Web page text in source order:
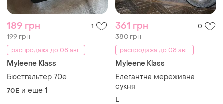
189 грн 1
199 грн
распродажа до 08 авг.
Myleene Klass
Бюстгальтер 70е
70E и еще 1
361 грн 0
380 грн
распродажа до 08 авг.
Myleene Klass
Елегантна мереживна
сукня
L